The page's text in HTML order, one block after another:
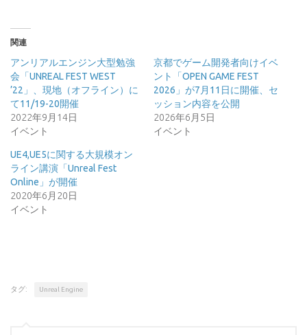
関連
アンリアルエンジン大型勉強
会「UNREAL FEST WEST
’22」、現地（オフライン）に
て11/19-20開催
2022年9月14日
イベント
京都でゲーム開発者向けイベ
ント「OPEN GAME FEST
2026」が7月11日に開催、セ
ッション内容を公開
2026年6月5日
イベント
UE4,UE5に関する大規模オン
ライン講演「Unreal Fest
Online」が開催
2020年6月20日
イベント
タグ: Unreal Engine